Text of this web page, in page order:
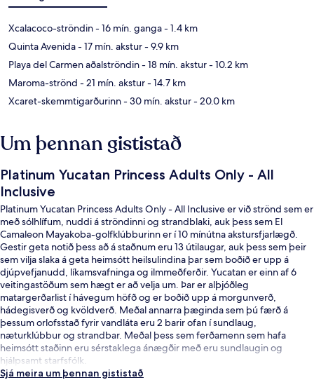
Xcalacoco-ströndin- 16 mín. ganga- 1.4 km
Quinta Avenida- 17 mín. akstur- 9.9 km
Playa del Carmen aðalströndin- 18 mín. akstur- 10.2 km
Maroma-strönd - 21 mín. akstur- 14.7 km
Xcaret-skemmtigarðurinn- 30 mín. akstur- 20.0 km
Um þennan gististað
Platinum Yucatan Princess Adults Only - All
Inclusive
Platinum Yucatan Princess Adults Only - All Inclusive er við strönd sem er
með sólhlífum, nuddi á ströndinni og strandblaki, auk þess sem El
Camaleon Mayakoba-golfklúbburinn er í 10 mínútna akstursfjarlægð.
Gestir geta notið þess að á staðnum eru 13 útilaugar, auk þess sem þeir
sem vilja slaka á geta heimsótt heilsulindina þar sem boðið er upp á
djúpvefjanudd, líkamsvafninga og ilmmeðferðir. Yucatan er einn af 6
veitingastöðum sem hægt er að velja um. Þar er alþjóðleg
matargerðarlist í hávegum höfð og er boðið upp á morgunverð,
hádegisverð og kvöldverð. Meðal annarra þæginda sem þú færð á
þessum orlofsstað fyrir vandláta eru 2 barir ofan í sundlaug,
næturklúbbur og strandbar. Meðal þess sem ferðamenn sem hafa
heimsótt staðinn eru sérstaklega ánægðir með eru sundlaugin og
hjálpsamt starfsfólk.
Sjá meira um þennan gististað